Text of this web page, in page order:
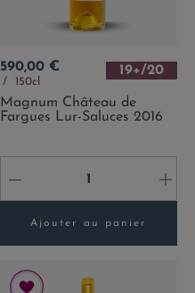
Prix
590,00 €
150cl
19+/20
Magnum Château de
Fargues Lur-Saluces 2016
- +
Ajouter au panier